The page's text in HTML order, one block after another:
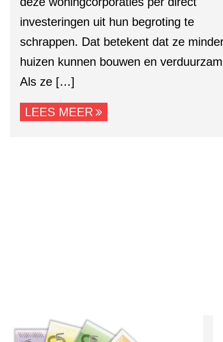
investeringen uit hun begroting te
schrappen. Dat betekent dat ze
huizen kunnen bouwen en
Als ze […]
LEES MEER